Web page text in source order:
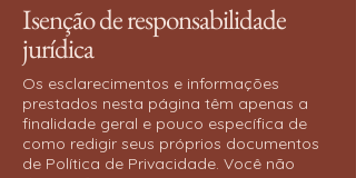
Isenção de responsabilidade
jurídica
Os esclarecimentos e informações
prestados nesta página têm apenas a
finalidade geral e pouco específica de
como redigir seus próprios documentos
de Política de Privacidade. Você não